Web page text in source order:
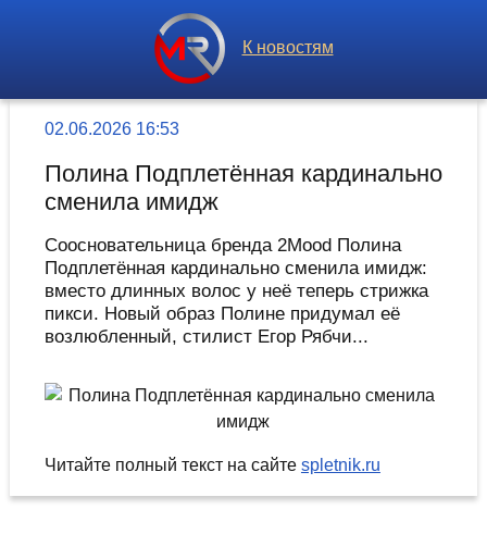
К новостям
02.06.2026 16:53
Полина Подплетённая кардинально
сменила имидж
Соосновательница бренда 2Mood Полина
Подплетённая кардинально сменила имидж:
вместо длинных волос у неё теперь стрижка
пикси. Новый образ Полине придумал её
возлюбленный, стилист Егор Рябчи...
Читайте полный текст на сайте spletnik.ru